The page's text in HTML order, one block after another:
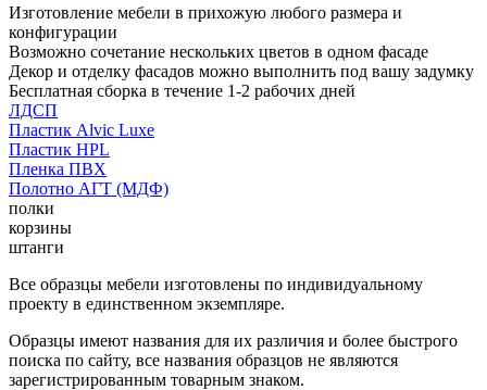
Изготовление мебели в прихожую любого размера и
конфигурации
Возможно сочетание нескольких цветов в одном фасаде
Декор и отделку фасадов можно выполнить под вашу задумку
Бесплатная сборка в течение 1-2 рабочих дней
ЛДСП
Пластик Alvic Luxe
Пластик HPL
Пленка ПВХ
Полотно АГТ (МДФ)
полки
корзины
штанги
Все образцы мебели изготовлены по индивидуальному
проекту в единственном экземпляре.
Образцы имеют названия для их различия и более быстрого
поиска по сайту, все названия образцов не являются
зарегистрированным товарным знаком.